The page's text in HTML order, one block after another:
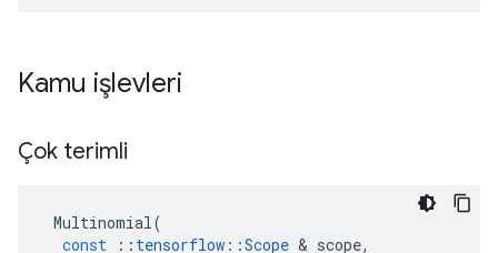
Kamu işlevleri
Çok terimli
Multinomial(
const
:: tensorflow ::Scope & scope,